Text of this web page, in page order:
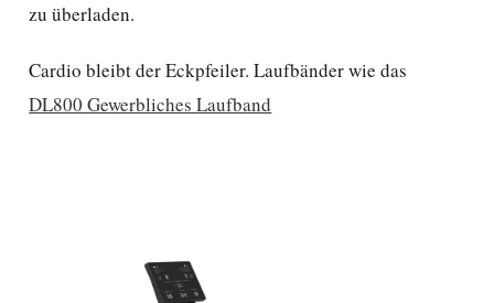
zu überladen.
Cardio bleibt der Eckpfeiler. Laufbänder wie das
DL800 Gewerbliches Laufband